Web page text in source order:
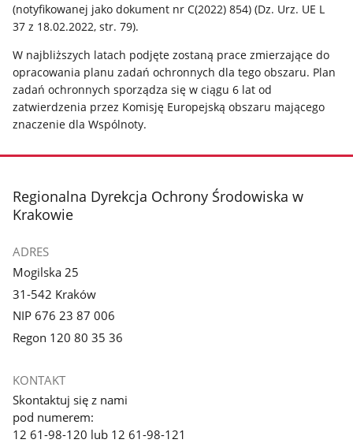
(notyfikowanej jako dokument nr C(2022) 854) (Dz. Urz. UE L
37 z 18.02.2022, str. 79).
W najbliższych latach podjęte zostaną prace zmierzające do
opracowania planu zadań ochronnych dla tego obszaru. Plan
zadań ochronnych sporządza się w ciągu 6 lat od
zatwierdzenia przez Komisję Europejską obszaru mającego
znaczenie dla Wspólnoty.
stopka
Regionalna Dyrekcja Ochrony Środowiska w
Krakowie
ADRES
Mogilska 25
31-542 Kraków
NIP 676 23 87 006
Regon 120 80 35 36
KONTAKT
Skontaktuj się z nami
pod numerem:
12 61-98-120 lub 12 61-98-121